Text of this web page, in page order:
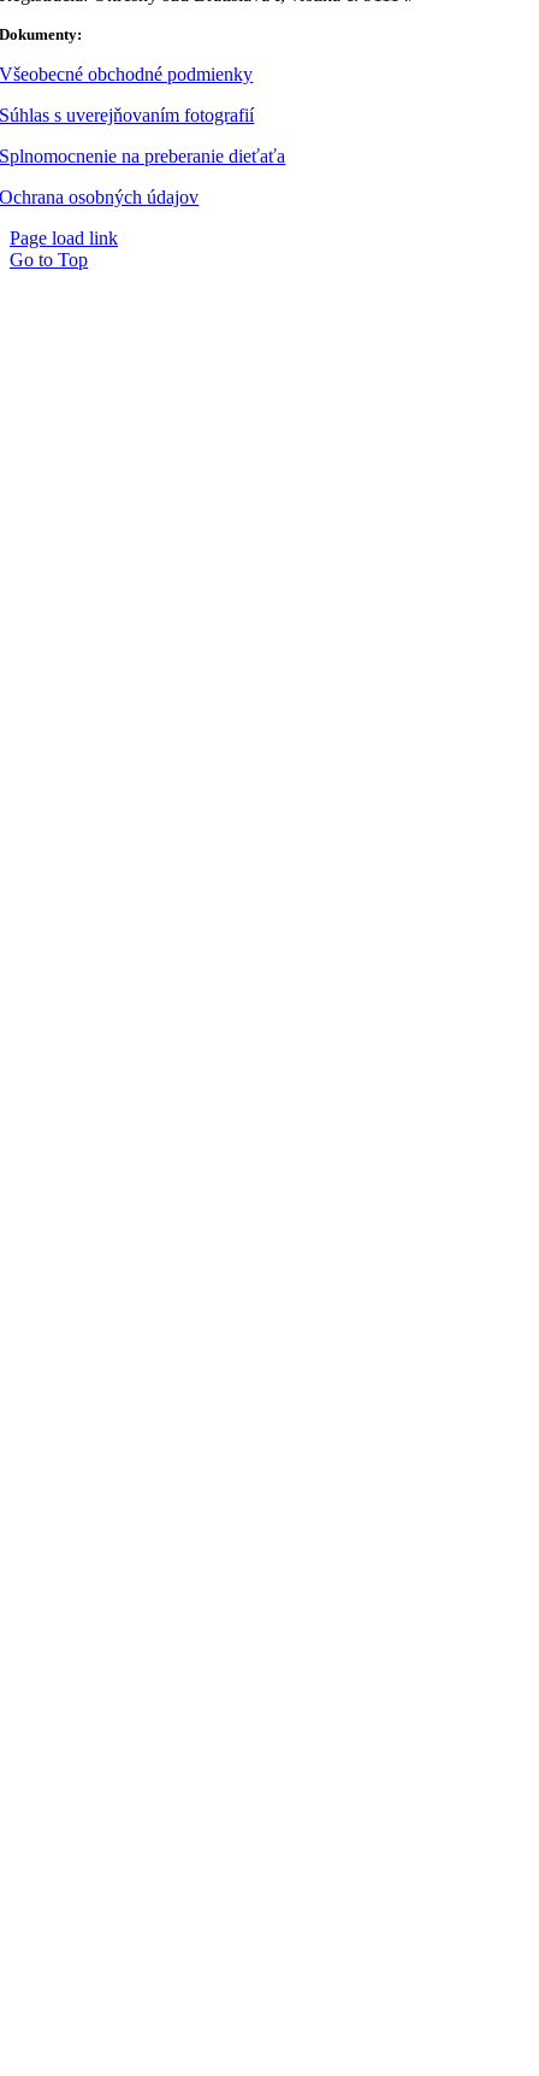
Dokumenty:
Všeobecné obchodné podmienky
Súhlas s uverejňovaním fotografií
Splnomocnenie na preberanie dieťaťa
Ochrana osobných údajov
Page load link
Go to Top